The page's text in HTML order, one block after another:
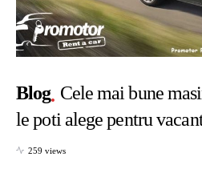
Blog Cele mai bune
le poti alege pentru
259 views